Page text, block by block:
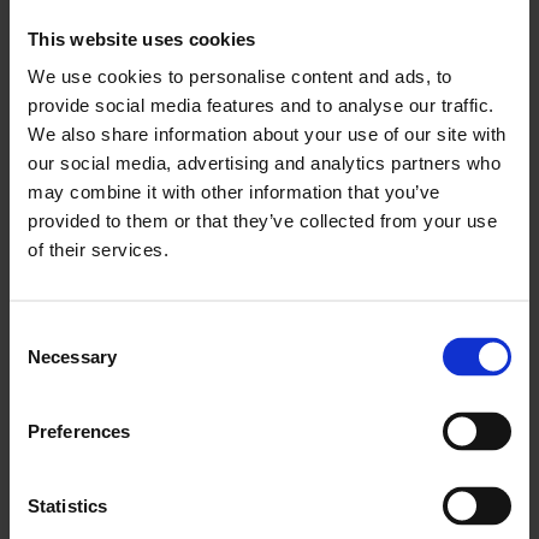
This website uses cookies
We use cookies to personalise content and ads, to
provide social media features and to analyse our traffic.
We also share information about your use of our site with
our social media, advertising and analytics partners who
may combine it with other information that you’ve
provided to them or that they’ve collected from your use
of their services.
Selection
Necessary
Preferences
Statistics
Envanter takibi
Yazılım, tüm işletme için sıhhi tesisat ekipmanı ve
parçalarının doğru bir sayısını tutmanıza yardımcı
olur. Envanter eksikliklerinden, geciken siparişlerden
veya aynı şeyi iki kez sipariş etmekten kaçınırsınız.
Her zaman her parçadan ne kadar olduğunu
benimsemenin faydaları
Sıhhi tesisat yazılımının özelliklerini incelediğimize göre,
şimdi sıhhi tesisat işinizin bu yazılımı benimsediğinizde